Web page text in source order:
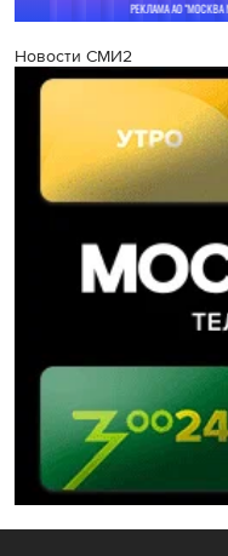
Новости СМИ2